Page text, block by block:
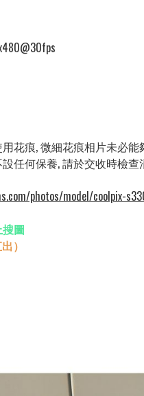
花痕, 微細花痕相片未必能
任何保養, 請於交收時檢查
photos/model/coolpix-
圖
）